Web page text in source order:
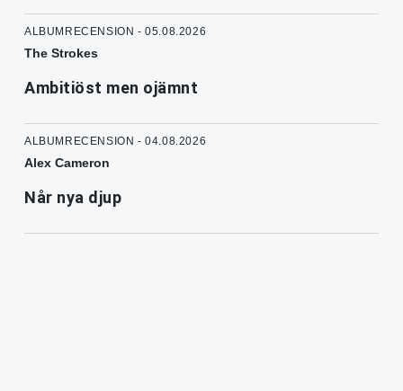
ALBUMRECENSION - 05.08.2026
The Strokes
Ambitiöst men ojämnt
ALBUMRECENSION - 04.08.2026
Alex Cameron
Når nya djup